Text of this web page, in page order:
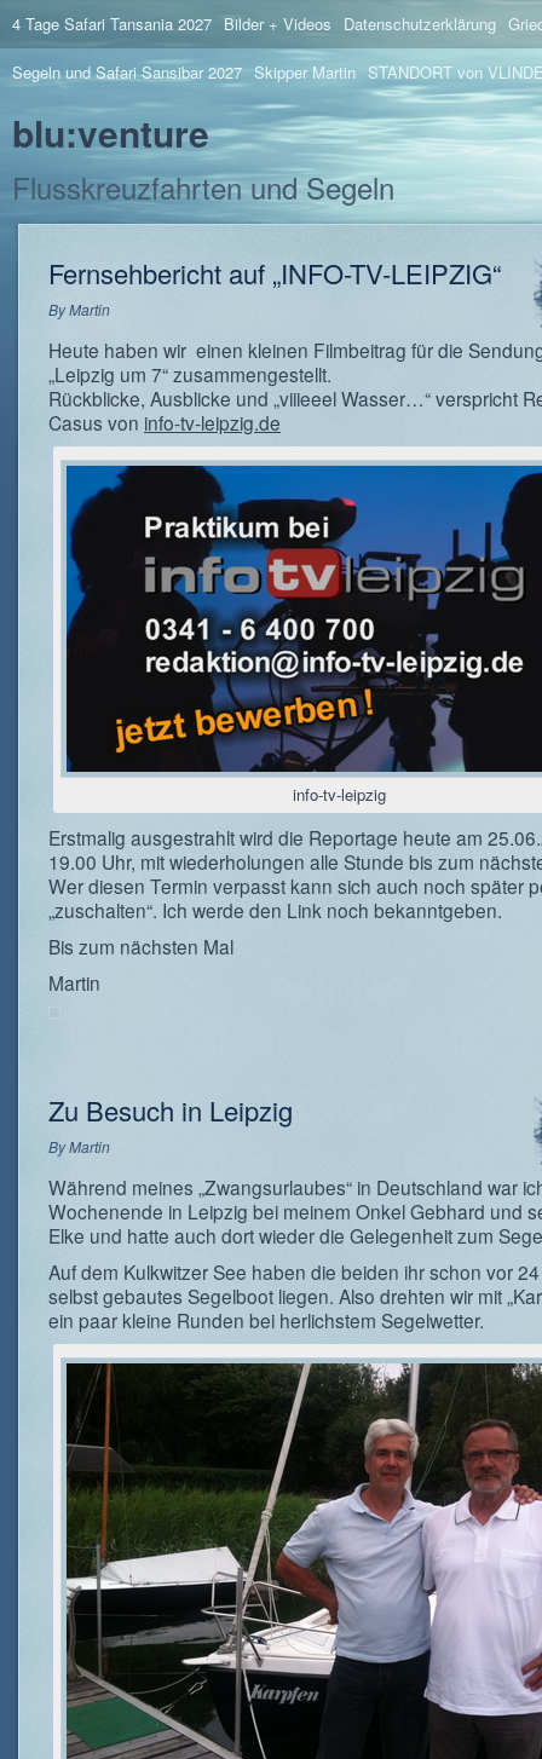
4 Tage Safari Tansania 2027 Bilder + Videos Datenschutzerklärung
Segeln und Safari Sansibar 2027 Skipper Martin STANDORT von
blu:venture
Flusskreuzfahrten und Segeln
Fernsehbericht auf „INFO-TV-LEIPZIG“
ByMartin
Heute haben wir einen kleinen Filmbeitrag für die
„Leipzig um 7“ zusammengestellt.
Rückblicke, Ausblicke und „viiieeel Wasser…“ verspricht
Casus von info-tv-leipzig.de
info-tv-leipzig
Erstmalig ausgestrahlt wird die Reportage heute am
19.00 Uhr, mit wiederholungen alle Stunde bis zum
Wer diesen Termin verpasst kann sich auch noch später
„zuschalten“. Ich werde den Link noch bekanntgeben.
Bis zum nächsten Mal
Martin
Zu Besuch in Leipzig
ByMartin
Während meines „Zwangsurlaubes“ in Deutschland war
Wochenende in Leipzig bei meinem Onkel Gebhard und
Elke und hatte auch dort wieder die Gelegenheit zum
Auf dem Kulkwitzer See haben die beiden ihr schon vor
selbst gebautes Segelboot liegen. Also drehten wir mit
ein paar kleine Runden bei herlichstem Segelwetter.